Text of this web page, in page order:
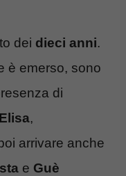
dei dieci anni.
è emerso, sono
di
Elisa,
arrivare anche
e Guè